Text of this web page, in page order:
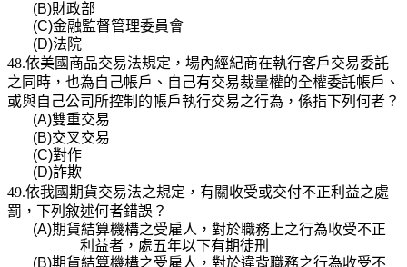
(B)財政部
(C)金融監督管理委員會
(D)法院
48.依美國商品交易法規定，場內經紀商在執行客戶交易委託
之同時，也為自己帳戶、自己有交易裁量權的全權委託帳戶、
或與自己公司所控制的帳戶執行交易之行為，係指下列何者？
(A)雙重交易
(B)交叉交易
(C)對作
(D)詐欺
49.依我國期貨交易法之規定，有關收受或交付不正利益之處
罰，下列敘述何者錯誤？
(A)期貨結算機構之受雇人，對於職務上之行為收受不正
利益者，處五年以下有期徒刑
(B)期貨結算機構之受雇人，對於違背職務之行為收受不